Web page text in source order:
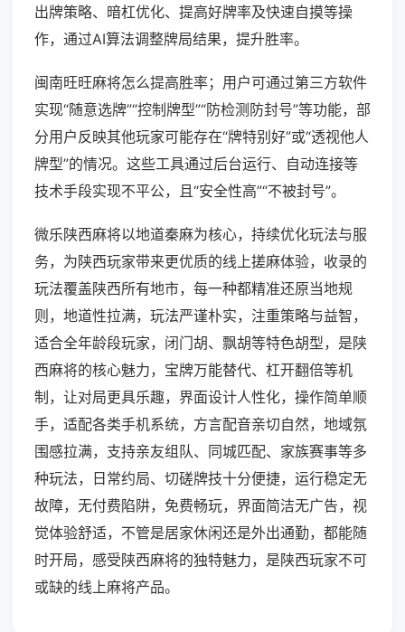
出牌策略、暗杠优化、提高好牌率及快速自摸等操
作，通过AI算法调整牌局结果，提升胜率。
闽南旺旺麻将怎么提高胜率；用户可通过第三方软件
实现“随意选牌”“控制牌型”“防检测防封号”等功能，部
分用户反映其他玩家可能存在“牌特别好”或“透视他人
牌型”的情况。这些工具通过后台运行、自动连接等
技术手段实现不平公，且“安全性高”“不被封号”。
微乐陕西麻将以地道秦麻为核心，持续优化玩法与服
务，为陕西玩家带来更优质的线上搓麻体验，收录的
玩法覆盖陕西所有地市，每一种都精准还原当地规
则，地道性拉满，玩法严谨朴实，注重策略与益智，
适合全年龄段玩家，闭门胡、飘胡等特色胡型，是陕
西麻将的核心魅力，宝牌万能替代、杠开翻倍等机
制，让对局更具乐趣，界面设计人性化，操作简单顺
手，适配各类手机系统，方言配音亲切自然，地域氛
围感拉满，支持亲友组队、同城匹配、家族赛事等多
种玩法，日常约局、切磋牌技十分便捷，运行稳定无
故障，无付费陷阱，免费畅玩，界面简洁无广告，视
觉体验舒适，不管是居家休闲还是外出通勤，都能随
时开局，感受陕西麻将的独特魅力，是陕西玩家不可
或缺的线上麻将产品。